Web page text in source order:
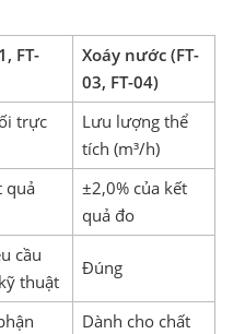
FT-
Xoáy nước (FT-
03, FT-04)
trực
Lưu lượng thể
tích (m³/h)
quả
±2,0% của kết
quả đo
cầu
thuật
Đúng
Dành cho chất